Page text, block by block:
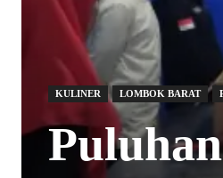
KULINER LOMBOK BARAT